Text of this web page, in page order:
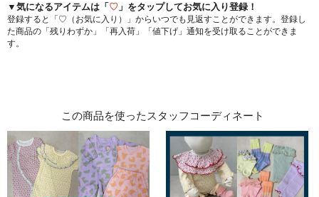
▼気になるアイテムは「♡ 」をタップしてお気に入り登録！
登録すると「♡（お気に入り）」からいつでも見返すことができます。登録し
た商品の「残りわずか」「再入荷」「値下げ」通知を受け取ることができま
す。
この商品を使ったスタッフコーディネート